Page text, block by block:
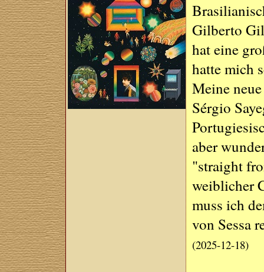
Gilberto
hat eine
hatte mich
Meine
Sérgio
aber
"straight
weiblicher
muss ich
von Sessa
(2025-12-18)